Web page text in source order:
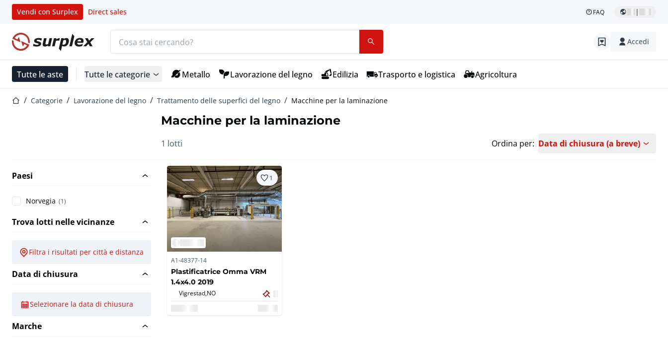
Vendi con Surplex Direct sales FAQ |
Home Accedi
Tutte le aste Tutte le categorie Metallo Lavorazione del legno Edilizia Trasporto e logistica Agricoltura
Home Categorie Lavorazione del legno Trattamento delle superfici del legno Macchine per la laminazione
Macchine per la laminazione
1 lotti Ordina per: Data di chiusura (a breve)
Paesi
Norvegia (1)
Trova lotti nelle vicinanze
Filtra i risultati per città e distanza
Data di chiusura
Selezionare la data di chiusura
Marche
1
A1-48377-14
Plastificatrice Omma VRM
1.4x4.0 2019
Vigrestad, NO